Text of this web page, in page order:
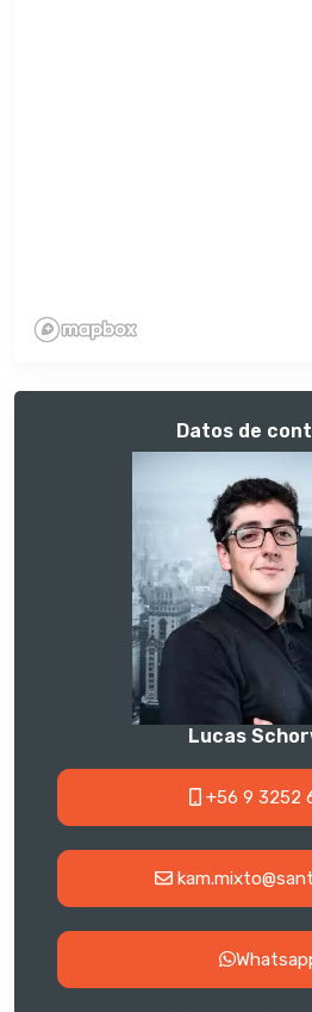
Datos de
Lucas
+56 9 3252